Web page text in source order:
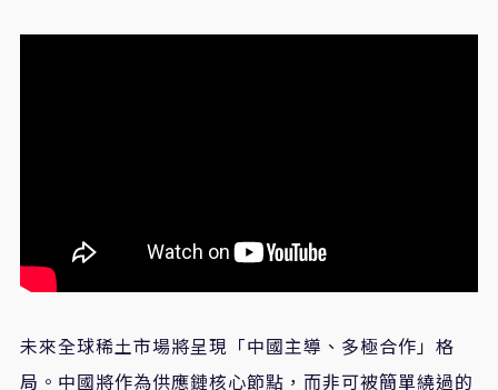
未來全球稀土市場將呈現「中國主導、多極合作」格
局。中國將作為供應鏈核心節點，而非可被簡單繞過的